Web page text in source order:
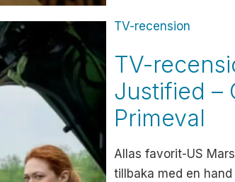
TV-recension
TV-
Justified –
Primeval
Allas favorit-US
tillbaka med en